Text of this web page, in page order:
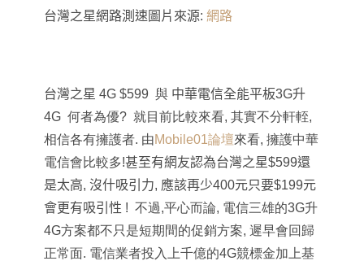
台灣之星網路測速圖片來源: 網路
台灣之星 4G $599 與 中華電信全能平板3G升
4G 何者為優? 就目前比較來看, 其實不分軒輊,
相信各有擁護者. 由Mobile01論壇來看, 擁護中華
電信會比較多!甚至有網友認為台灣之星$599還
是太高, 沒什吸引力, 應該再少400元只要$199元
會更有吸引性 ! 不過,平心而論, 電信三雄的3G升
4G方案都不只是短期間的促銷方案, 遲早會回歸
正常面. 電信業者投入上千億的4G競標金加上基